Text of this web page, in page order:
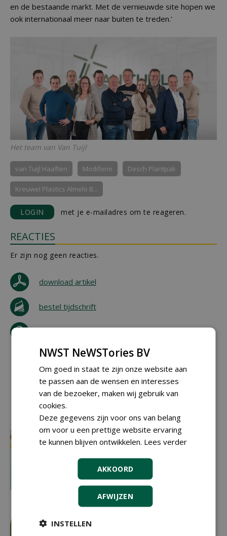
en de bestaande markt. Met de vernieuwde site hopen we
ook internationaal meer naar buiten te treden.'
Het team van Van Tuijl
van Tuijl Haaften Modiform Desch Plantpak
Kreuwel Plastics Almelo B...
LOGIN met je e-mailadres om te reageren.
REACTIES
Er zijn nog geen reacties.
download artikel
bestel tijdschrift
NWST NeWSTories BV
Om goed in staat te zijn onze website aan
te passen aan de wensen en interesses
van de bezoeker, maken wij gebruik van
cookies.
Deze gegevens zijn voor ons van belang
om voor u een prettige website ervaring
te kunnen blijven ontwikkelen. Lees verder
AKKOORD
AFWIJZEN
INSTELLEN